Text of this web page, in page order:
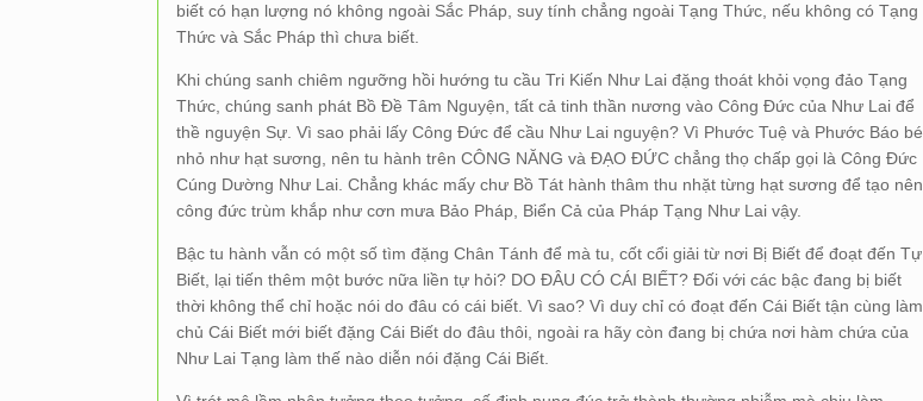
biết có hạn lượng nó không ngoài Sắc Pháp, suy tính chẳng ngoài Tạng Thức, nếu không có Tạng
Thức và Sắc Pháp thì chưa biết.
Khi chúng sanh chiêm ngưỡng hồi hướng tu cầu Tri Kiến Như Lai đặng thoát khỏi vọng đảo Tạng
Thức, chúng sanh phát Bồ Đề Tâm Nguyện, tất cả tinh thần nương vào Công Đức của Như Lai để
thề nguyện Sự. Vì sao phải lấy Công Đức để cầu Như Lai nguyện? Vì Phước Tuệ và Phước Báo bé
nhỏ như hạt sương, nên tu hành trên CÔNG NĂNG và ĐẠO ĐỨC chẳng thọ chấp gọi là Công Đức
Cúng Dường Như Lai. Chẳng khác mấy chư Bồ Tát hành thâm thu nhặt từng hạt sương để tạo nên
công đức trùm khắp như cơn mưa Bảo Pháp, Biển Cả của Pháp Tạng Như Lai vậy.
Bậc tu hành vẫn có một số tìm đặng Chân Tánh để mà tu, cốt cổi giải từ nơi Bị Biết để đoạt đến Tự
Biết, lại tiến thêm một bước nữa liền tự hỏi? DO ĐÂU CÓ CÁI BIẾT? Đối với các bậc đang bị biết
thời không thể chỉ hoặc nói do đâu có cái biết. Vì sao? Vì duy chỉ có đoạt đến Cái Biết tận cùng làm
chủ Cái Biết mới biết đặng Cái Biết do đâu thôi, ngoài ra hãy còn đang bị chứa nơi hàm chứa của
Như Lai Tạng làm thế nào diễn nói đặng Cái Biết.